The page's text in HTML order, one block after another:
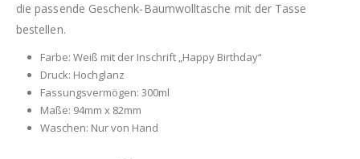
die passende Geschenk-Baumwolltasche mit der Tasse
bestellen.
Farbe: Weiß mit der Inschrift „Happy Birthday“
Druck: Hochglanz
Fassungsvermögen: 300ml
Maße: 94mm x 82mm
Waschen: Nur von Hand